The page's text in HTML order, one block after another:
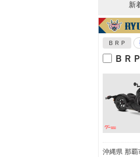
新
ＢＲＰ
ＢＲ
沖縄県 那覇